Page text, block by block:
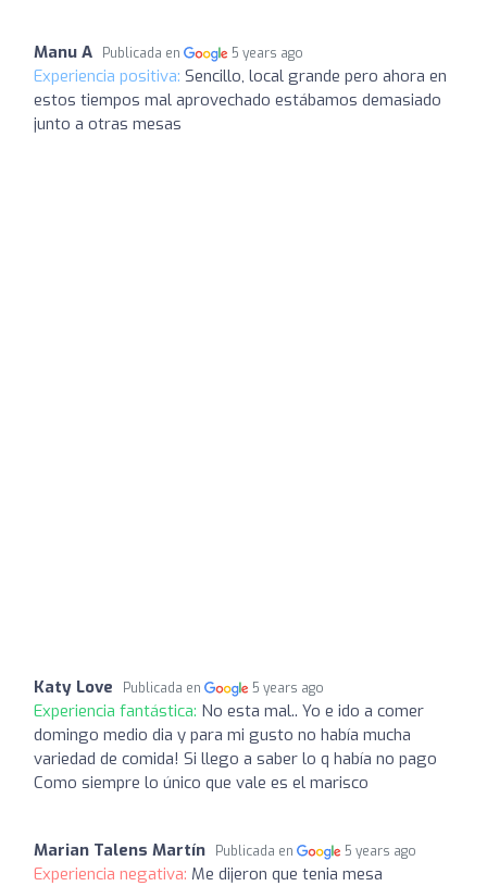
Manu A Publicada en 5 years ago
Experiencia positiva: Sencillo, local grande pero ahora en
estos tiempos mal aprovechado estábamos demasiado
junto a otras mesas
Katy Love Publicada en 5 years ago
Experiencia fantástica: No esta mal.. Yo e ido a comer
domingo medio dia y para mi gusto no había mucha
variedad de comida! Si llego a saber lo q había no pago
Como siempre lo único que vale es el marisco
Marian Talens Martín Publicada en 5 years ago
Experiencia negativa: Me dijeron que tenia mesa